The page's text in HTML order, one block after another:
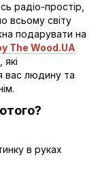
радіо-простір,
всьому світу
подарувати на
The Wood.UA
вас людину та